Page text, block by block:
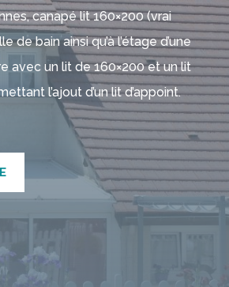
canapé lit 160×200 (vrai
de bain ainsi qu’à l’étage d’une
avec un lit de 160×200 et un lit
l’ajout d’un lit d’appoint.